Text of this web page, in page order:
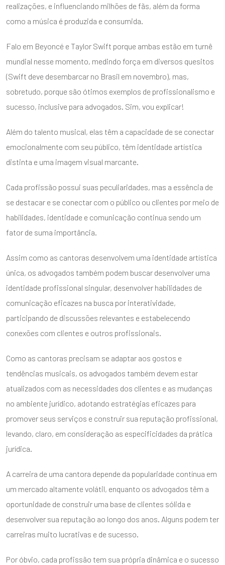
realizações, e influenciando milhões de fãs, além da forma
como a música é produzida e consumida.
Falo em Beyoncé e Taylor Swift porque ambas estão em turnê
mundial nesse momento, medindo força em diversos quesitos
(Swift deve desembarcar no Brasil em novembro), mas,
sobretudo, porque são ótimos exemplos de profissionalismo e
sucesso, inclusive para advogados. Sim, vou explicar!
Além do talento musical, elas têm a capacidade de se conectar
emocionalmente com seu público, têm identidade artística
distinta e uma imagem visual marcante.
Cada profissão possui suas peculiaridades, mas a essência de
se destacar e se conectar com o público ou clientes por meio de
habilidades, identidade e comunicação continua sendo um
fator de suma importância.
Assim como as cantoras desenvolvem uma identidade artística
única, os advogados também podem buscar desenvolver uma
identidade profissional singular, desenvolver habilidades de
comunicação eficazes na busca por interatividade,
participando de discussões relevantes e estabelecendo
conexões com clientes e outros profissionais.
Como as cantoras precisam se adaptar aos gostos e
tendências musicais, os advogados também devem estar
atualizados com as necessidades dos clientes e as mudanças
no ambiente jurídico, adotando estratégias eficazes para
promover seus serviços e construir sua reputação profissional,
levando, claro, em consideração as especificidades da prática
jurídica.
A carreira de uma cantora depende da popularidade contínua em
um mercado altamente volátil, enquanto os advogados têm a
oportunidade de construir uma base de clientes sólida e
desenvolver sua reputação ao longo dos anos. Alguns podem ter
carreiras muito lucrativas e de sucesso.
Por óbvio, cada profissão tem sua própria dinâmica e o sucesso